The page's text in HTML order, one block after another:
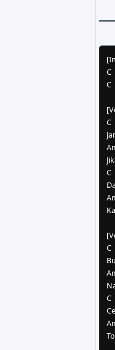
C
C
C
C
C
C